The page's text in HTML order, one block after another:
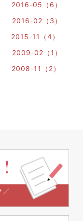
2016-05（6）
2016-02（3）
2015-11（4）
2009-02（1）
2008-11（2）